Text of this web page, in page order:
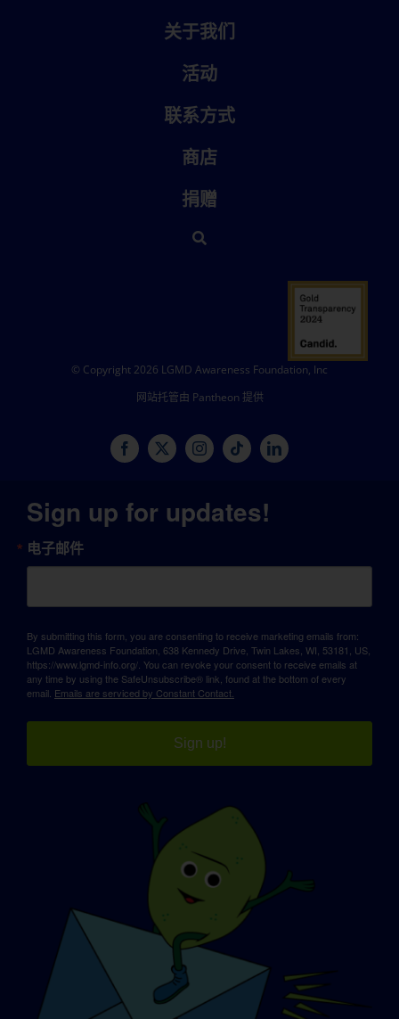
关于我们
活动
联系方式
商店
捐赠
© Copyright 2026 LGMD Awareness Foundation, Inc
网站托管由 Pantheon 提供
Sign up for updates!
电子邮件
By submitting this form, you are consenting to receive marketing emails from:
LGMD Awareness Foundation, 638 Kennedy Drive, Twin Lakes, WI, 53181, US,
https://www.lgmd-info.org/. You can revoke your consent to receive emails at
any time by using the SafeUnsubscribe® link, found at the bottom of every
email. Emails are serviced by Constant Contact.
Sign up!